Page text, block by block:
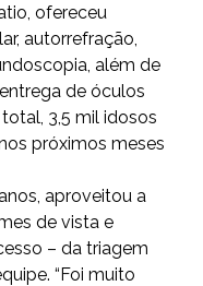
ofereceu
autorrefração,
além de
de óculos
3,5 mil idosos
próximos meses
aproveitou a
de vista e
– da triagem
“Foi muito